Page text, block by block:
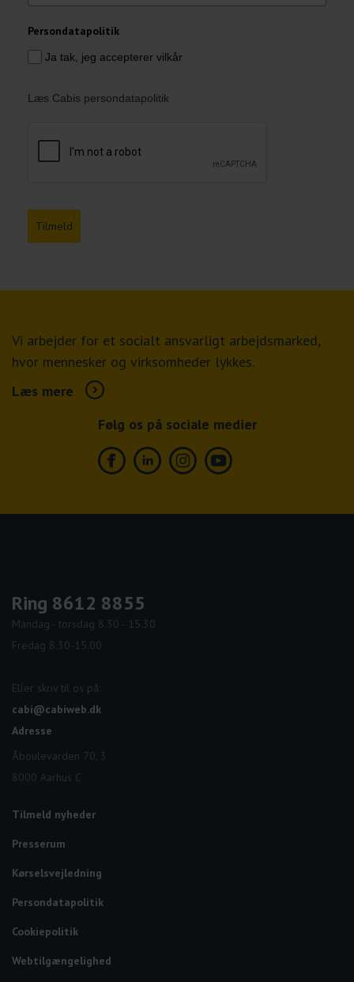
Persondatapolitik
Ja tak, jeg accepterer vilkår
Læs Cabis persondatapolitik
Tilmeld
Vi arbejder for et socialt ansvarligt arbejdsmarked,
hvor mennesker og virksomheder lykkes.
Læs mere
Følg os på sociale medier
Ring 8612 8855
Mandag - torsdag 8.30 - 15.30
Fredag 8.30-15.00
Eller skriv til os på:
cabi@cabiweb.dk
Adresse
Åboulevarden 70, 3
8000 Aarhus C
Tilmeld nyheder
Presserum
Kørselsvejledning
Persondatapolitik
Cookiepolitik
Webtilgængelighed